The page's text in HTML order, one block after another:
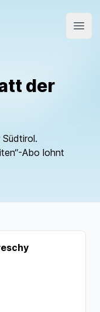
der
Abo lohnt